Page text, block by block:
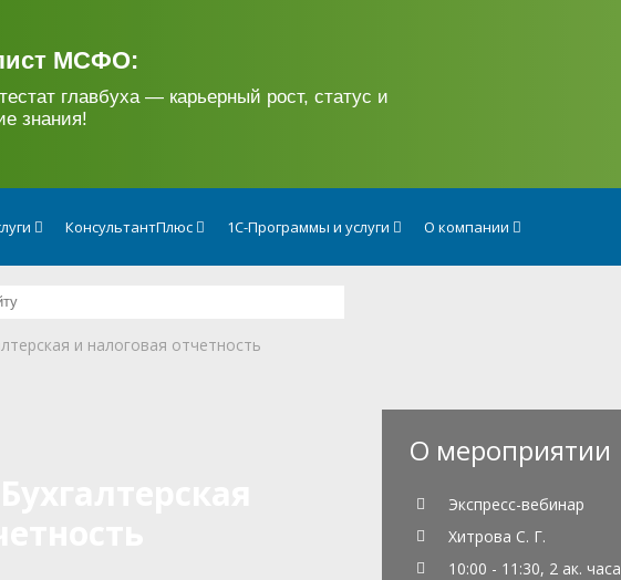
МСФО:
главбуха — карьерный рост, статус и
знания!
КонсультантПлюс 1С-Программы и услуги О компании
и налоговая отчетность
О мероприятии
Экспресс-вебинар
Хитрова С. Г.
10:00 - 11:30, 2 ак. часа